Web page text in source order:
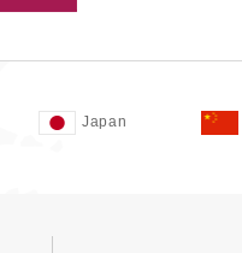
Japan